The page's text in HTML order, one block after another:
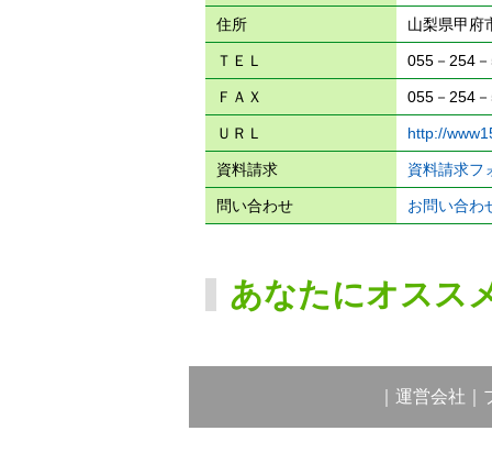
住所 山梨県甲府
ＴＥＬ 055－254
ＦＡＸ 055－254
ＵＲＬ http://
資料請求 資料請求フ
問い合わせ お問い合わ
あなたにオスス
運営会社